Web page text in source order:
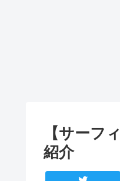
【サーフ
紹介